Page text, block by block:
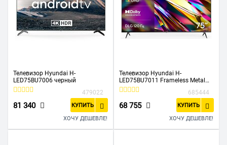
Для спальни или детской комнаты
Телевизор Hyundai H-
LED75BU7006 черный
479022
81 340 КУПИТЬ
ХОЧУ ДЕШЕВЛЕ!
Телевизор Hyundai H-
LED75BU7011 Frameless Metal
черный/черный
685444
68 755 КУПИТЬ
ХОЧУ ДЕШЕВЛЕ!